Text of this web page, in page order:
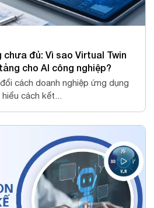
chưa đủ: Vì sao Virtual Twin
cho AI công nghiệp?
cách doanh nghiệp ứng dụng
cách kết...